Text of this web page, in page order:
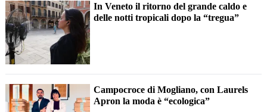
In Veneto il ritorno del grande caldo e
delle notti tropicali dopo la “tregua”
Campocroce di Mogliano, con Laurels
Apron la moda è “ecologica”